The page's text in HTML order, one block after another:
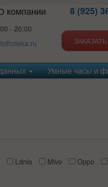
компании
- 20:00
8 (925)
Умные часы и
Ldnio Mivo Oppo